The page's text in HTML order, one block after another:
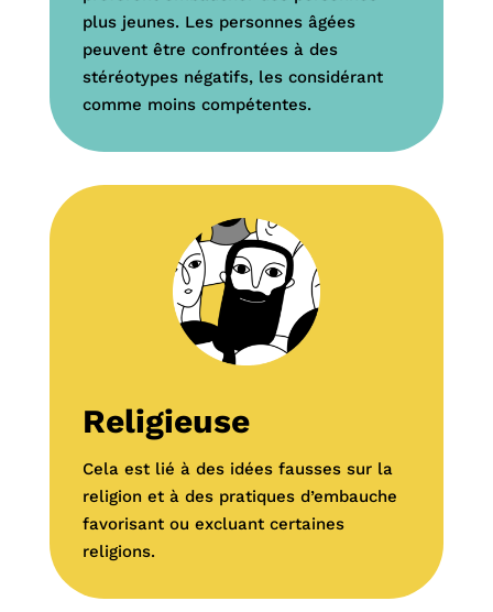
plus jeunes. Les personnes âgées
peuvent être confrontées à des
stéréotypes négatifs, les considérant
comme moins compétentes.
Religieuse
Cela est lié à des idées fausses sur la
religion et à des pratiques d’embauche
favorisantou excluantcertaines
religions.